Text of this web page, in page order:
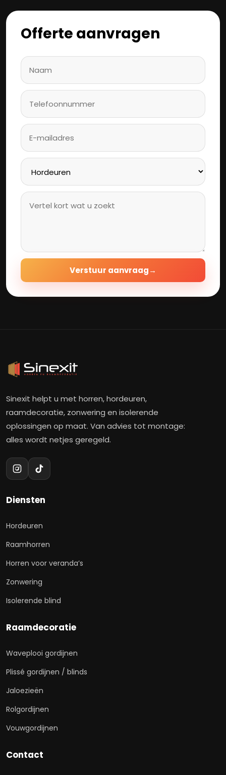
Offerte aanvragen
Verstuur aanvraag→
Sinexit helpt u met horren, hordeuren,
raamdecoratie, zonwering en isolerende
oplossingen op maat. Van advies tot montage:
alles wordt netjes geregeld.
Diensten
Hordeuren
Raamhorren
Horren voor veranda’s
Zonwering
Isolerende blind
Raamdecoratie
Waveplooi gordijnen
Plissé gordijnen / blinds
Jaloezieën
Rolgordijnen
Vouwgordijnen
Contact